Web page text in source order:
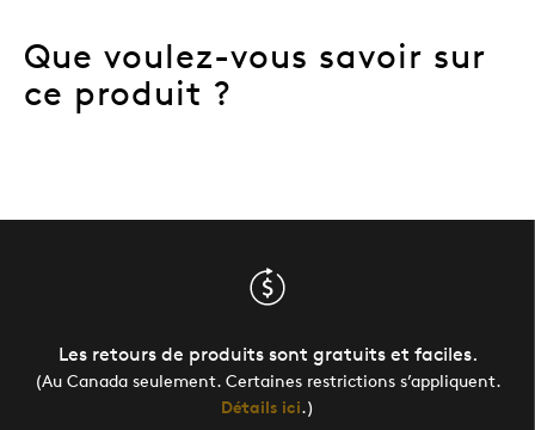
Que voulez-vous savoir sur
ce produit ?
Les retours de produits sont gratuits et faciles.
(Au Canada seulement. Certaines restrictions s’appliquent.
Détails ici.)